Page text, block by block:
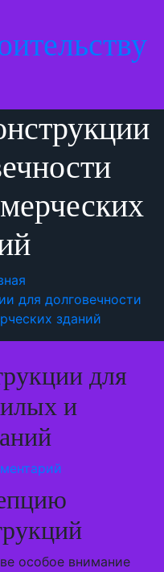
для долговечности
зданий
для
и
особое внимание